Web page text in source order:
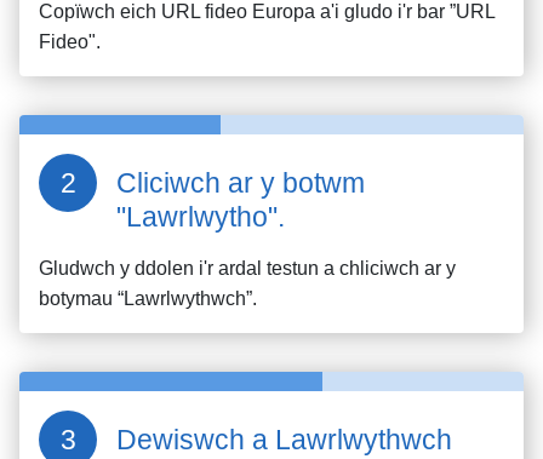
Copïwch eich URL fideo Europa a'i gludo i'r bar ”URL
Fideo".
Cliciwch ar y botwm
"Lawrlwytho".
Gludwch y ddolen i'r ardal testun a chliciwch ar y
botymau “Lawrlwythwch”.
Dewiswch a Lawrlwythwch